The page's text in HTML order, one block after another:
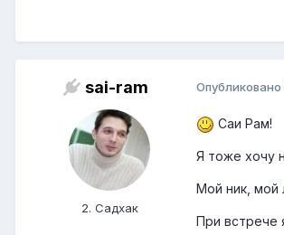
sai-ram
2. Садхак
Опубликовано
Саи Рам!
Я тоже хочу
Мой ник, мой
При встрече